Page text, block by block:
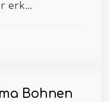
erk...
Bohnen